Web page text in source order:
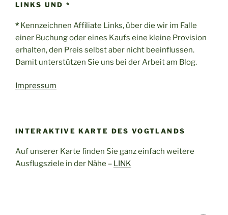
LINKS UND *
* Kennzeichnen Affiliate Links, über die wir im Falle
einer Buchung oder eines Kaufs eine kleine Provision
erhalten, den Preis selbst aber nicht beeinflussen.
Damit unterstützen Sie uns bei der Arbeit am Blog.
Impressum
INTERAKTIVE KARTE DES VOGTLANDS
Auf unserer Karte finden Sie ganz einfach weitere
Ausflugsziele in der Nähe – LINK